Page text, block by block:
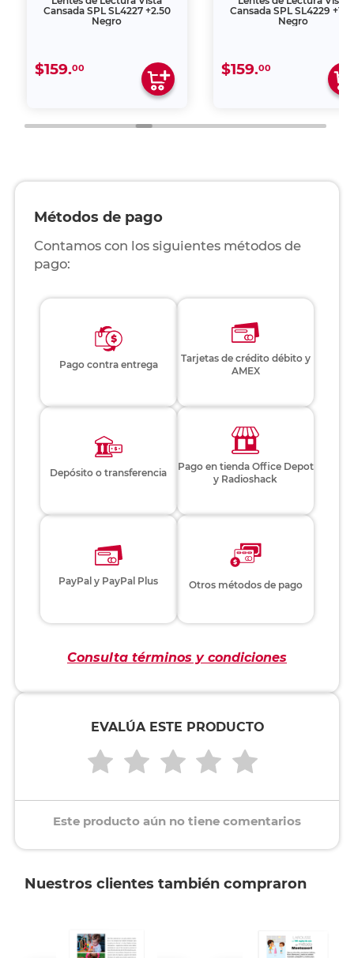
Cansada SPL SL4227 +2.50
Negro
$159.00
Cansada SPL SL4229
Negro
$159.00
Métodos de pago
Contamos con los siguientes métodos de
pago:
Pago contra entrega
Tarjetas de crédito débito y
AMEX
Depósito o transferencia
Pago en tienda Office Depot
y Radioshack
PayPal y PayPal Plus Otros métodos de pago
Consulta términos y condiciones
EVALÚA ESTE PRODUCTO
Este producto aún no tiene comentarios
Nuestros clientes también compraron